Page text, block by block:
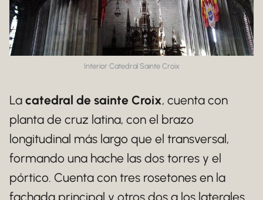
Interior Catedral Sainte Croix
La catedral de sainte Croix, cuenta con
planta de cruz latina, con el brazo
longitudinal más largo que el transversal,
formando una hache las dos torres y el
pórtico. Cuenta con tres rosetones en la
fachada principal y otros dos a los laterales.